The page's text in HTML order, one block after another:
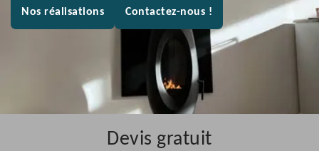
Nos réalisations Contactez-nous !
Devis gratuit